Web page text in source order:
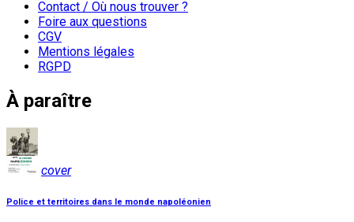
Contact / Où nous trouver ?
Foire aux questions
CGV
Mentions légales
RGPD
À paraître
cover
Police et territoires dans le monde napoléonien